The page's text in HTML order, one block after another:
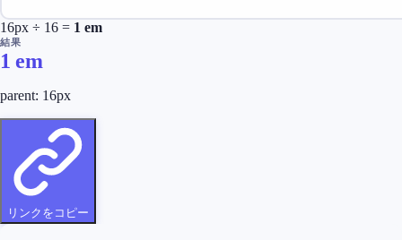
16px ÷ 16 = 1 em
結果
1 em
parent: 16px
リンクをコピー